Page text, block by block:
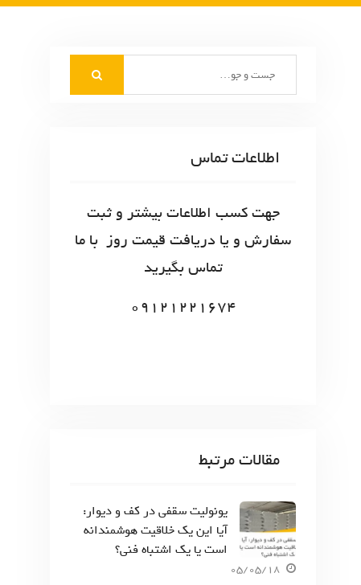
اطلاعات تماس
جهت کسب اطلاعات بیشتر و ثبت
سفارش و یا دریافت قیمت روز با ما
تماس بگیرید
09121221674
مقالات مرتبط
یونولیت سقفی در کف و دیوار:
آیا این یک خلاقیت هوشمندانه
است یا یک اشتباه فنی؟
05/05/18